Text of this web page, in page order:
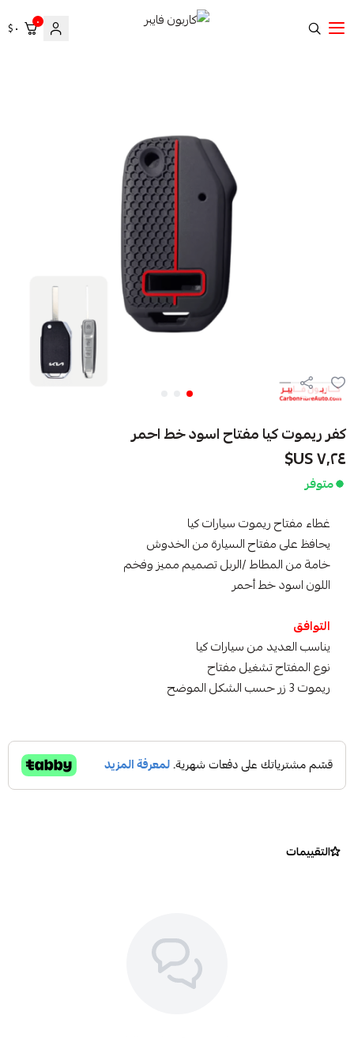
٠ ٠ $
كفر ريموت كيا مفتاح اسود خط احمر
٧٫٢٤ US$
متوفر
غطاء مفتاح ريموت سيارات كيا
يحافظ على مفتاح السيارة من الخدوش
خامة من المطاط /الربل تصميم مميز وفخم
اللون اسود خط أحمر
التوافق
يناسب العديد من سيارات كيا
نوع المفتاح تشغيل مفتاح
ريموت 3 زر حسب الشكل الموضح
التقييمات